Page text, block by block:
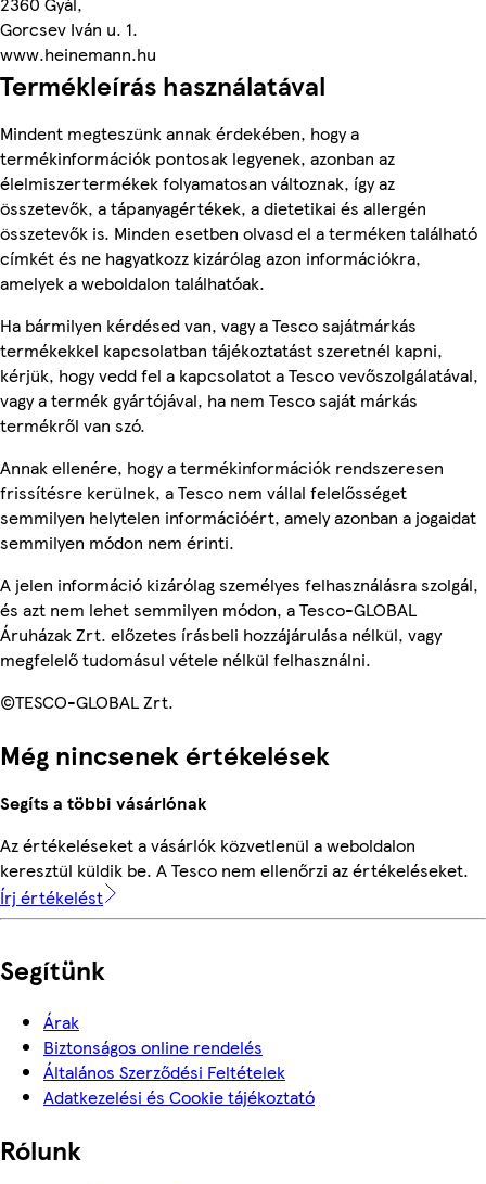
Gorcsev Iván u. 1.
www.heinemann.hu
Termékleírás használatával
Mindent megteszünk annak érdekében, hogy a
termékinformációk pontosak legyenek, azonban az
élelmiszertermékek folyamatosan változnak, így az
összetevők, a tápanyagértékek, a dietetikai és allergén
összetevők is. Minden esetben olvasd el a terméken található
címkét és ne hagyatkozz kizárólag azon információkra,
amelyek a weboldalon találhatóak.
Ha bármilyen kérdésed van, vagy a Tesco sajátmárkás
termékekkel kapcsolatban tájékoztatást szeretnél kapni,
kérjük, hogy vedd fel a kapcsolatot a Tesco vevőszolgálatával,
vagy a termék gyártójával, ha nem Tesco saját márkás
termékről van szó.
Annak ellenére, hogy a termékinformációk rendszeresen
frissítésre kerülnek, a Tesco nem vállal felelősséget
semmilyen helytelen információért, amely azonban a jogaidat
semmilyen módon nem érinti.
A jelen információ kizárólag személyes felhasználásra szolgál,
és azt nem lehet semmilyen módon, a Tesco-GLOBAL
Áruházak Zrt. előzetes írásbeli hozzájárulása nélkül, vagy
megfelelő tudomásul vétele nélkül felhasználni.
©TESCO-GLOBAL Zrt.
Még nincsenek értékelések
Segíts a többi vásárlónak
Az értékeléseket a vásárlók közvetlenül a weboldalon
keresztül küldik be. A Tesco nem ellenőrzi az értékeléseket.
Írj értékelést
Segítünk
Árak
Biztonságos online rendelés
Általános Szerződési Feltételek
Adatkezelési és Cookie tájékoztató
Rólunk